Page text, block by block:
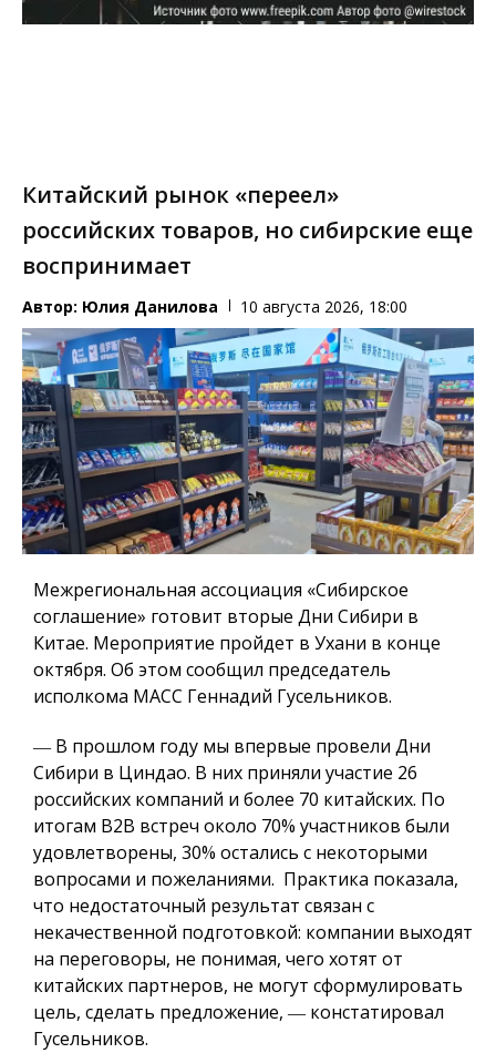
Китайский рынок «переел»
российских товаров, но сибирские еще
воспринимает
Автор: Юлия Данилова 10 августа 2026, 18:00
Межрегиональная ассоциация «Сибирское
соглашение» готовит вторые Дни Сибири в
Китае. Мероприятие пройдет в Ухани в конце
октября. Об этом сообщил председатель
исполкома МАСС Геннадий Гусельников.
― В прошлом году мы впервые провели Дни
Сибири в Циндао. В них приняли участие 26
российских компаний и более 70 китайских. По
итогам B2B встреч около 70% участников были
удовлетворены, 30% остались с некоторыми
вопросами и пожеланиями. Практика показала,
что недостаточный результат связан с
некачественной подготовкой: компании выходят
на переговоры, не понимая, чего хотят от
китайских партнеров, не могут сформулировать
цель, сделать предложение, ― констатировал
Гусельников.